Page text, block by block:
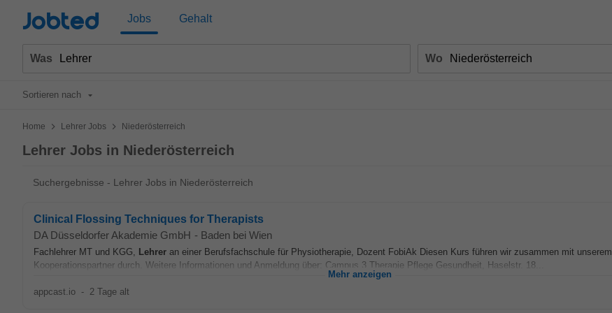
Jobted Jobs Gehalt
Was Wo
Sortieren nach
Home > Lehrer Jobs > Niederösterreich
Lehrer Jobs in Niederösterreich
Suchergebnisse - Lehrer Jobs in Niederösterreich
Clinical Flossing Techniques for Therapists
DA Düsseldorfer Akademie GmbH - Baden bei Wien
Fachlehrer MT und KGG, Lehrer an einer Berufsfachschule für Physiotherapie, Dozent FobiAk Diesen Kurs führen wir zusammen mit unserem
Kooperationspartner durch. Weitere Informationen und Anmeldung über: Campus 3 Therapie Pflege Gesundheit, Haselstr. 18...
Mehr anzeigen
appcast.io - 2 Tage alt